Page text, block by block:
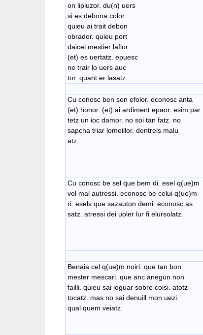
on lipluzor. du(n) uers
si es debona color.
quieu ai trait debon
obrador. quieu port
daicel mestier laflor.
(et) es uertatz. epuesc
ne trair lo uers auc
tor. quant er lasatz.
Cu conosc ben sen efolor. econosc anta
(et) honor. (et) ai ardiment epaor. esim par
tetz un ioc damor. no soi tan fatz. no
sapcha triar lomeillor. dentrels malu
atz.
Cu conosc be sel que bem di. esel q(ue)m
vol mal autressi. econosc be celui q(ue)m
ri. esels que sazauton demi. econosc as
satz. atressi dei uoler lur fi elursolatz.
Benaia cel q(ue)m noiri. que tan bon
mester mescari. que anc anegun non
failli. quieu sai ioguar sobre coisi. atotz
tocatz. mas no sai denuill mon uezi.
qual quem veiatz.